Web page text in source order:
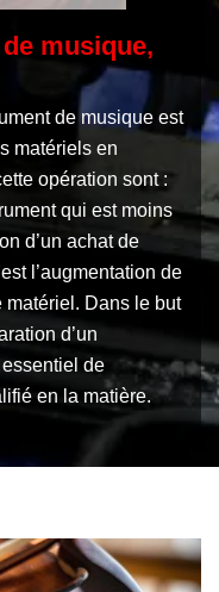
musique,
de musique est
matériels en
opération sont :
qui est moins
d’un achat de
l’augmentation de
matériel. Dans le but
d’un
de
en la matière.